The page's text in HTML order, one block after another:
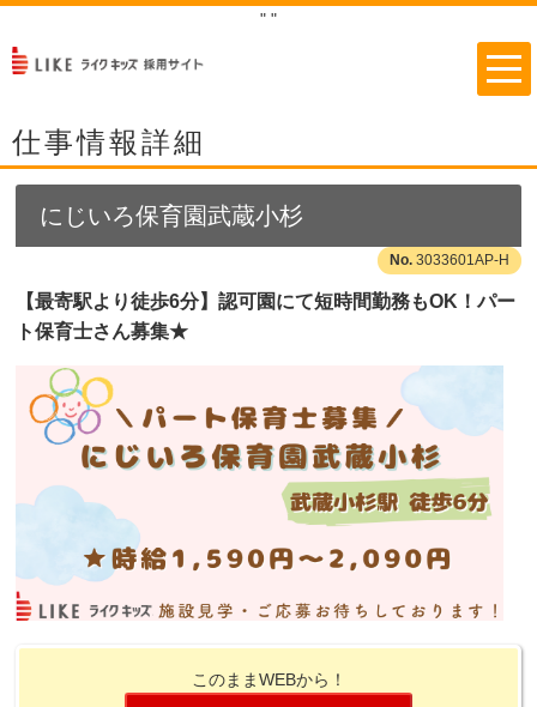
" "
仕事情報詳細
にじいろ保育園武蔵小杉
3033601AP-H
【最寄駅より徒歩6分】認可園にて短時間勤務もOK！パー
ト保育士さん募集★
このままWEBから！